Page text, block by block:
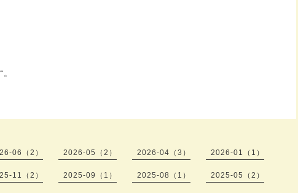
06（2） 2026-05（2） 2026-04（3） 2026-01（1）
11（2） 2025-09（1） 2025-08（1） 2025-05（2）